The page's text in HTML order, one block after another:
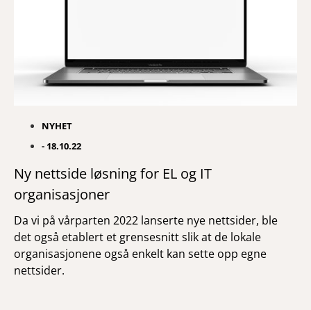
NYHET
- 18.10.22
Ny nettside løsning for EL og IT
organisasjoner
Da vi på vårparten 2022 lanserte nye nettsider, ble
det også etablert et grensesnitt slik at de lokale
organisasjonene også enkelt kan sette opp egne
nettsider.